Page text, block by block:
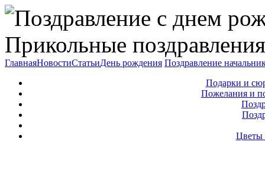
Прикольные
ГлавнаяНовостиСтатьиДень рождения Поздравление
Подарки и
Пожелания и
Цветы